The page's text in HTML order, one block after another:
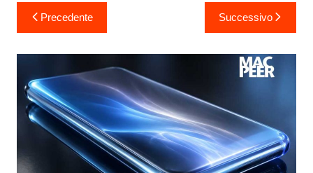
Navigazione
articoli
Precedente Successivo